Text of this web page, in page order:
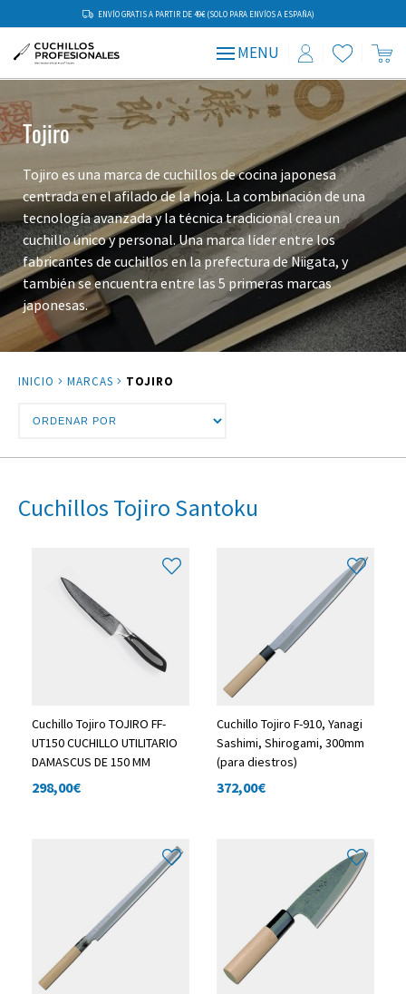
ENVÍO GRATIS A PARTIR DE 49€ (SOLO PARA ENVÍOS A ESPAÑA)
MENU
Tojiro
Tojiro es una marca de cuchillos de cocina japonesa
centrada en el afilado de la hoja. La combinación de una
tecnología avanzada y la técnica tradicional crea un
cuchillo único y personal. Una marca líder entre los
fabricantes de cuchillos en la prefectura de Niigata, y
también se encuentra entre las 5 primeras marcas
japonesas.
INICIO MARCAS TOJIRO
Cuchillos Tojiro Santoku
Cuchillo Tojiro TOJIRO FF-
UT150 CUCHILLO UTILITARIO
DAMASCUS DE 150 MM
298,00€
Cuchillo Tojiro F-910, Yanagi
Sashimi, Shirogami, 300mm
(para diestros)
372,00€